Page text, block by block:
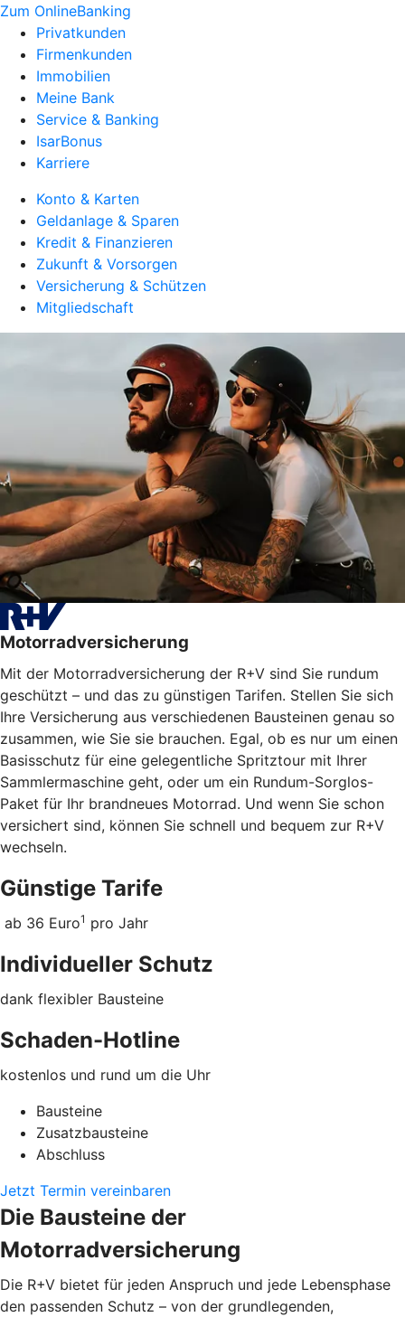
Zum OnlineBanking
Privatkunden
Firmenkunden
Immobilien
Meine Bank
Service & Banking
IsarBonus
Karriere
Konto & Karten
Geldanlage & Sparen
Kredit & Finanzieren
Zukunft & Vorsorgen
Versicherung & Schützen
Mitgliedschaft
Motorradversicherung
Mit der Motorradversicherung der R+V sind Sie rundum
geschützt – und das zu günstigen Tarifen. Stellen Sie sich
Ihre Versicherung aus verschiedenen Bausteinen genau so
zusammen, wie Sie sie brauchen. Egal, ob es nur um einen
Basisschutz für eine gelegentliche Spritztour mit Ihrer
Sammlermaschine geht, oder um ein Rundum-Sorglos-
Paket für Ihr brandneues Motorrad. Und wenn Sie schon
versichert sind, können Sie schnell und bequem zur R+V
wechseln.
Günstige Tarife
ab 36 Euro1 pro Jahr
Individueller Schutz
dank flexibler Bausteine
Schaden-Hotline
kostenlos und rund um die Uhr
Bausteine
Zusatzbausteine
Abschluss
Jetzt Termin vereinbaren
Die Bausteine der
Motorradversicherung
Die R+V bietet für jeden Anspruch und jede Lebensphase
den passenden Schutz – von der grundlegenden,